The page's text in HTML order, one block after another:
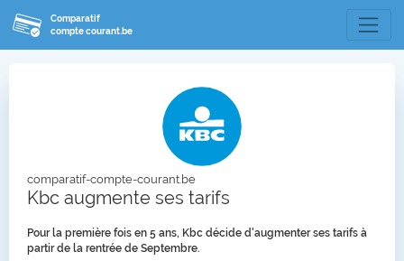
Comparatif
compte courant.be
comparatif-compte-courant.be
Kbc augmente ses tarifs
Pour la première fois en 5 ans, Kbc décide d'augmenter ses tarifs à
partir de la rentrée de Septembre.